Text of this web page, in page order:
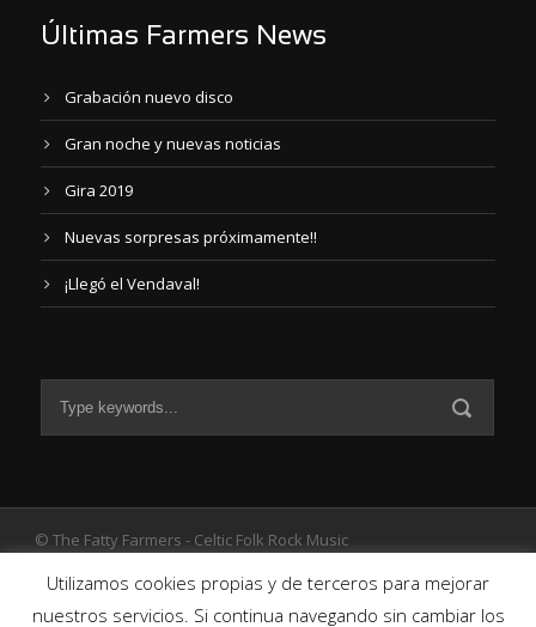
Últimas Farmers News
Grabación nuevo disco
Gran noche y nuevas noticias
Gira 2019
Nuevas sorpresas próximamente!!
¡Llegó el Vendaval!
© The Fatty Farmers - Celtic Folk Rock Music
Utilizamos cookies propias y de terceros para mejorar
nuestros servicios. Si continua navegando sin cambiar los